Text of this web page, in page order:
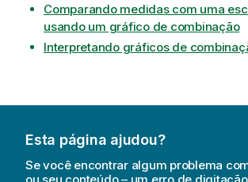
Comparando medidas com uma
usando um gráfico de combinação
Interpretando gráficos de
Esta página ajudou?
Se você encontrar algum problema
ou seu conteúdo – um erro de